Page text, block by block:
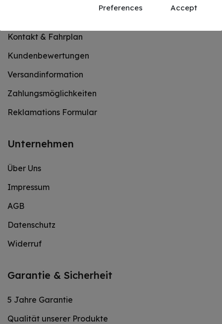
Kontakt & Fahrplan
Kundenbewertungen
Versandinformation
Zahlungsmöglichkeiten
Reklamations Formular
Unternehmen
Über Uns
Impressum
AGB
Datenschutz
Widerruf
Garantie & Sicherheit
5 Jahre Garantie
Qualität unserer Produkte
Preferences Accept